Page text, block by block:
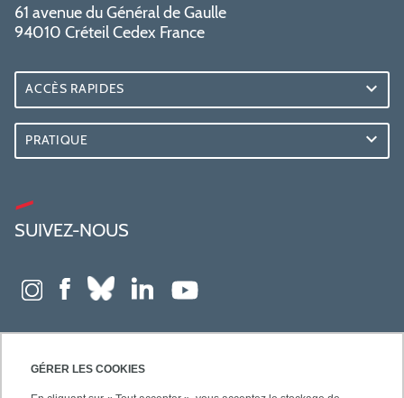
GÉRER LES COOKIES
61 avenue du Général de Gaulle
94010 Créteil Cedex France
ACCÈS RAPIDES
PRATIQUE
SUIVEZ-NOUS